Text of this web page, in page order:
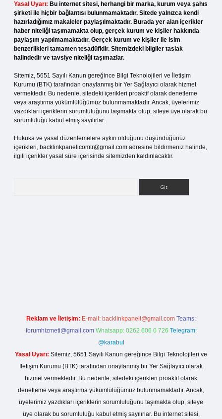
Yasal Uyarı: Bu internet sitesi, herhangi bir marka, kurum veya şahıs
şirketi ile hiçbir bağlantısı bulunmamaktadır. Sitede yalnızca kendi
hazırladığımız makaleler paylaşılmaktadır. Burada yer alan içerikler
haber niteliği taşımamakta olup, gerçek kurum ve kişiler hakkında
paylaşım yapılmamaktadır. Gerçek kurum ve kişiler ile isim
benzerlikleri tamamen tesadüfidir. Sitemizdeki bilgiler taslak
halindedir ve tavsiye niteliği taşımazlar.
Sitemiz, 5651 Sayılı Kanun gereğince Bilgi Teknolojileri ve İletişim
Kurumu (BTK) tarafından onaylanmış bir Yer Sağlayıcı olarak hizmet
vermektedir. Bu nedenle, sitedeki içerikleri proaktif olarak denetleme
veya araştırma yükümlülüğümüz bulunmamaktadır. Ancak, üyelerimiz
yazdıkları içeriklerin sorumluluğunu taşımakta olup, siteye üye olarak bu
sorumluluğu kabul etmiş sayılırlar.
Hukuka ve yasal düzenlemelere aykırı olduğunu düşündüğünüz
içerikleri, backlinkpanelicomtr@gmail.com adresine bildirmeniz halinde,
ilgili içerikler yasal süre içerisinde sitemizden kaldırılacaktır.
Reklam ve İletişim: E-mail: backlinkpaneli@gmail.com Teams:
forumhizmeti@gmail.com Whatsapp: 0262 606 0 726 Telegram:
@karabul
Yasal Uyarı: Sitemiz, 5651 Sayılı Kanun gereğince Bilgi Teknolojileri ve
İletişim Kurumu (BTK) tarafından onaylanmış bir Yer Sağlayıcı olarak
hizmet vermektedir. Bu nedenle, sitedeki içerikleri proaktif olarak
denetleme veya araştırma yükümlülüğümüz bulunmamaktadır. Ancak,
üyelerimiz yazdıkları içeriklerin sorumluluğunu taşımakta olup, siteye
üye olarak bu sorumluluğu kabul etmiş sayılırlar. Bu internet sitesi,